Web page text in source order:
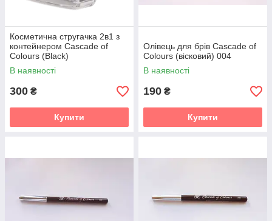
Косметична стругачка 2в1 з
контейнером Cascade of
Colours (Black)
В наявності
300 ₴
Купити
Олівець для брів Cascade of
Colours (вісковий) 004
В наявності
190 ₴
Купити